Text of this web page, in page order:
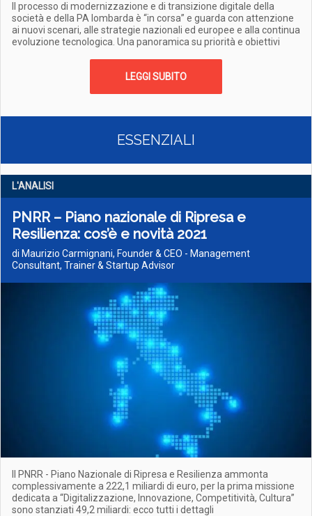
Il processo di modernizzazione e di transizione digitale della
società e della PA lombarda è “in corsa” e guarda con attenzione
ai nuovi scenari, alle strategie nazionali ed europee e alla continua
evoluzione tecnologica. Una panoramica su priorità e obiettivi
LEGGI SUBITO
ESSENZIALI
L'ANALISI
PNRR – Piano nazionale di Ripresa e
Resilienza: cos’è e novità 2021
di Maurizio Carmignani, Founder & CEO - Management
Consultant, Trainer & Startup Advisor
Il PNRR - Piano Nazionale di Ripresa e Resilienza ammonta
complessivamente a 222,1 miliardi di euro, per la prima missione
dedicata a “Digitalizzazione, Innovazione, Competitività, Cultura”
sono stanziati 49,2 miliardi: ecco tutti i dettagli